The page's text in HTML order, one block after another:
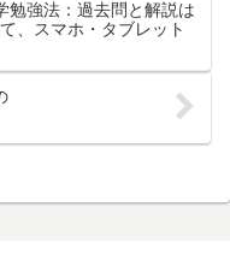
勉強法：過去問と解説は
、スマホ・タブレット